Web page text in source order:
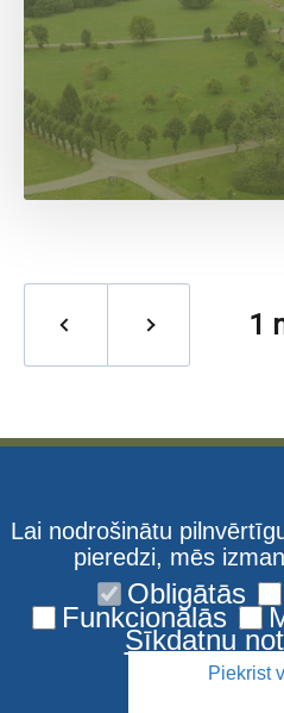
1
Lai nodrošinātu
pieredzi, mēs
Obligātās
Funkcionālās
Sīkdatņu
Piekrist